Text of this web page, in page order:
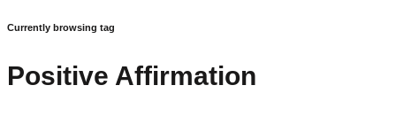
Currently browsing tag
Positive Affirmation